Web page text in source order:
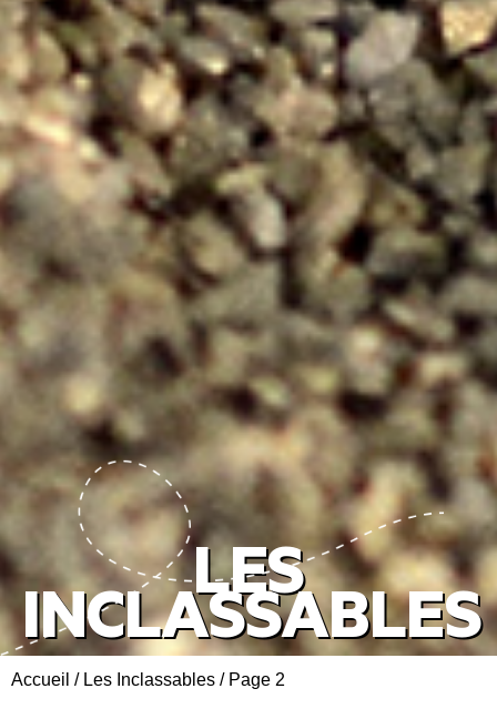
LES
INCLASSABLES
Accueil / Les Inclassables / Page 2